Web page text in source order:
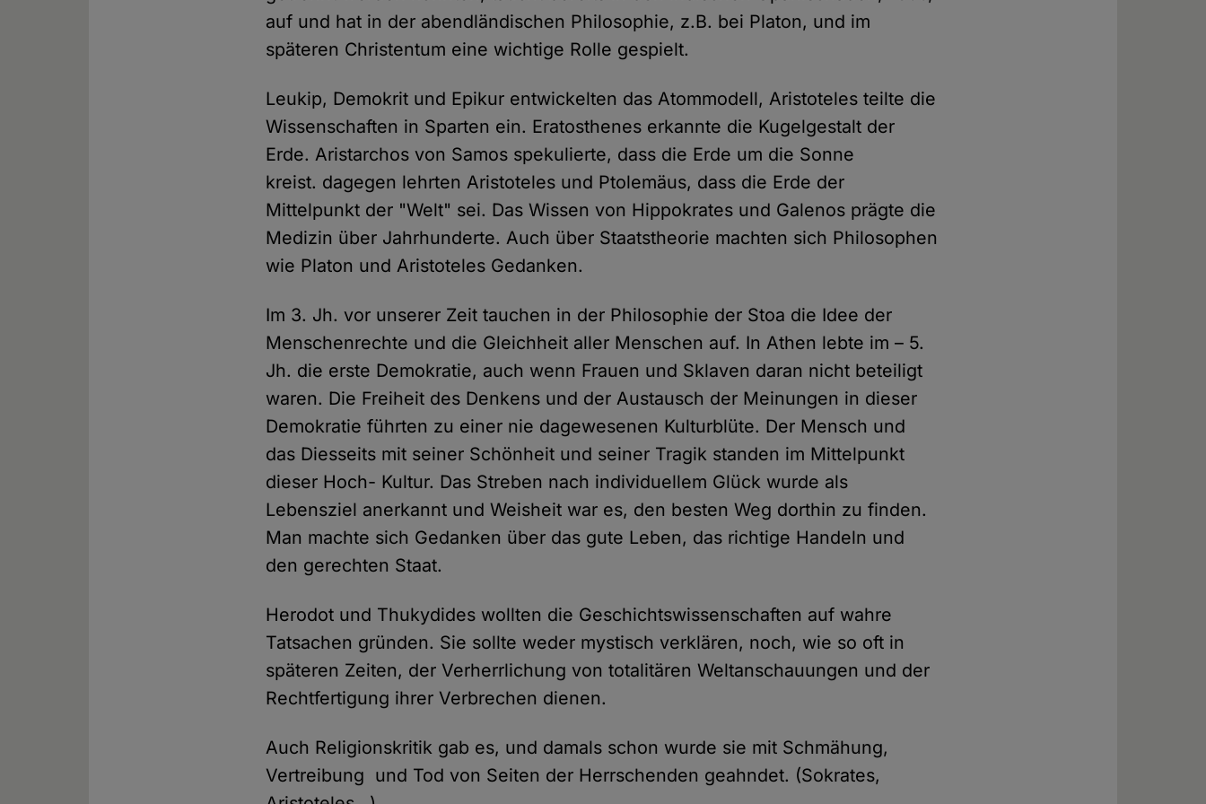
auf und hat in der abendländischen Philosophie, z.B. bei Platon, und im
späteren Christentum eine wichtige Rolle gespielt.
Leukip, Demokrit und Epikur entwickelten das Atommodell, Aristoteles teilte die
Wissenschaften in Sparten ein. Eratosthenes erkannte die Kugelgestalt der
Erde. Aristarchos von Samos spekulierte, dass die Erde um die Sonne
kreist. dagegen lehrten Aristoteles und Ptolemäus, dass die Erde der
Mittelpunkt der "Welt" sei. Das Wissen von Hippokrates und Galenos prägte die
Medizin über Jahrhunderte. Auch über Staatstheorie machten sich Philosophen
wie Platon und Aristoteles Gedanken.
Im 3. Jh. vor unserer Zeit tauchen in der Philosophie der Stoa die Idee der
Menschenrechte und die Gleichheit aller Menschen auf. In Athen lebte im – 5.
Jh. die erste Demokratie, auch wenn Frauen und Sklaven daran nicht beteiligt
waren. Die Freiheit des Denkens und der Austausch der Meinungen in dieser
Demokratie führten zu einer nie dagewesenen Kulturblüte. Der Mensch und
das Diesseits mit seiner Schönheit und seiner Tragik standen im Mittelpunkt
dieser Hoch- Kultur. Das Streben nach individuellem Glück wurde als
Lebensziel anerkannt und Weisheit war es, den besten Weg dorthin zu finden.
Man machte sich Gedanken über das gute Leben, das richtige Handeln und
den gerechten Staat.
Herodot und Thukydides wollten die Geschichtswissenschaften auf wahre
Tatsachen gründen. Sie sollte weder mystisch verklären, noch, wie so oft in
späteren Zeiten, der Verherrlichung von totalitären Weltanschauungen und der
Rechtfertigung ihrer Verbrechen dienen.
Auch Religionskritik gab es, und damals schon wurde sie mit Schmähung,
Vertreibung und Tod von Seiten der Herrschenden geahndet. (Sokrates,